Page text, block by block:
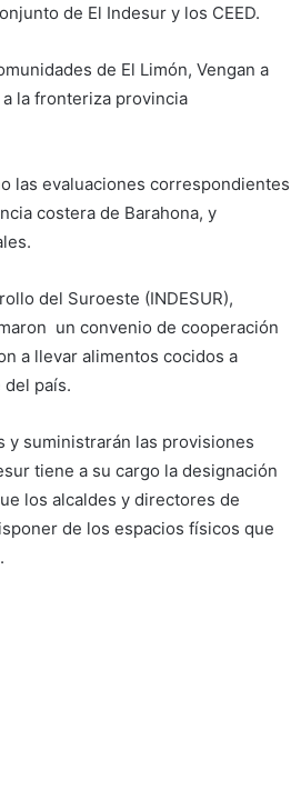
de El Indesur y los CEED.
de El Limón, Vengan a
la fronteriza provincia
las evaluaciones correspondientes
costera de Barahona, y
del Suroeste (INDESUR),
un convenio de cooperación
a llevar alimentos cocidos a
país.
y suministrarán las provisiones
tiene a su cargo la designación
los alcaldes y directores de
de los espacios físicos que